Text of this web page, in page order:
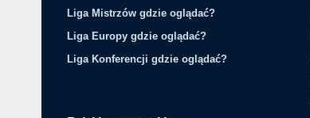
Liga Mistrzów gdzie oglądać?
Liga Europy gdzie oglądać?
Liga Konferencji gdzie oglądać?